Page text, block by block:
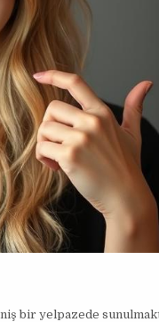
bir yelpazede